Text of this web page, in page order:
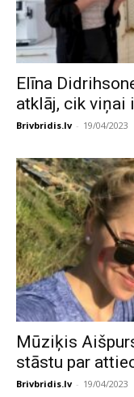
Elīna
atklāj, cik viņai
Brivbridis.lv - 19/04/2023
Mūziķis
stāstu par
Brivbridis.lv - 19/04/2023